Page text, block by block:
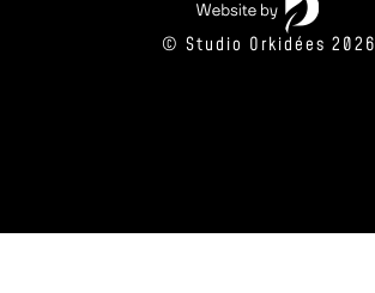
© Studio Orkidées 2026